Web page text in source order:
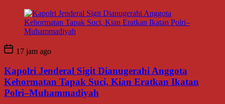
17 jam ago
Kapolri Jenderal Sigit Dianugerahi Anggota
Kehormatan Tapak Suci, Kian Eratkan Ikatan
Polri–Muhammadiyah